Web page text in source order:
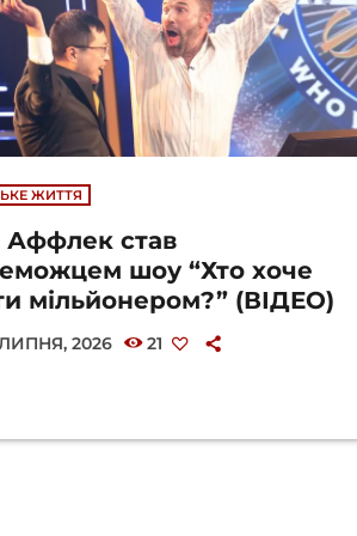
ЖИТТЯ
Аффлек став
шоу “Хто хоче
мільйонером?” (ВІДЕО)
2026 21